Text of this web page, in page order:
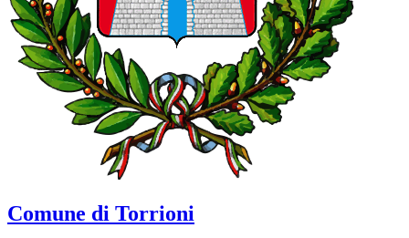
Comune di Torrioni